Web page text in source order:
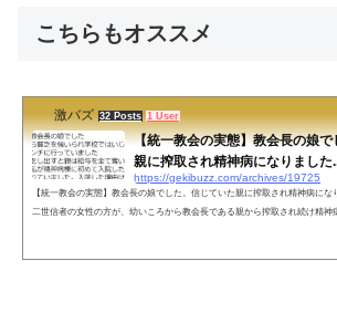
こちらもオススメ
激バズ 32 Posts 1 User
【統一教会の実態】教会長の娘
親に搾取され精神病になりました
https://gekibuzz.com/archives/19725
【統一教会の実態】教会長の娘でした。信じていた親に搾取され精神病に
二世信者の女性の方が、幼いころから教会長である親から搾取され続け精神